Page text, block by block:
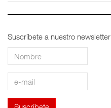
Suscríbete a nuestro newsletter